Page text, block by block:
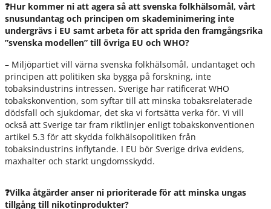
❓Hur kommer ni att agera så att svenska folkhälsomål, vårt
snusundantag och principen om skademinimering inte
undergrävs i EU samt arbeta för att sprida den framgångsrika
”svenska modellen” till övriga EU och WHO?
– Miljöpartiet vill värna svenska folkhälsomål, undantaget och
principen att politiken ska bygga på forskning, inte
tobaksindustrins intressen. Sverige har ratificerat WHO
tobakskonvention, som syftar till att minska tobaksrelaterade
dödsfall och sjukdomar, det ska vi fortsätta verka för. Vi vill
också att Sverige tar fram riktlinjer enligt tobakskonventionen
artikel 5.3 för att skydda folkhälsopolitiken från
tobaksindustrins inflytande. I EU bör Sverige driva evidens,
maxhalter och starkt ungdomsskydd.
❓Vilka åtgärder anser ni prioriterade för att minska ungas
tillgång till nikotinprodukter?